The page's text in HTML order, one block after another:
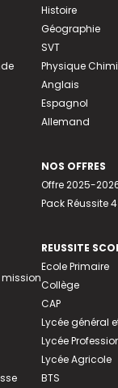
mission
Histoire
Géographie
SVT
Physique
Anglais
Espagnol
Allemand
NOS OFFRES
Offre 2025-
Pack Réussite
REUSSITE
Ecole Primaire
Collège
CAP
Lycée général
Lycée
Lycée Agricole
BTS